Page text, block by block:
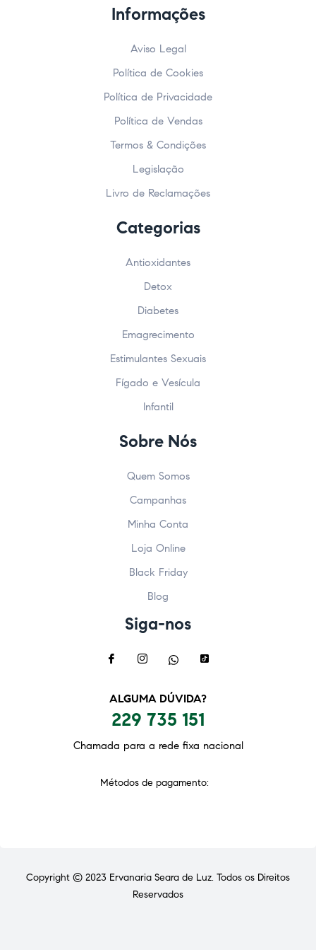
Informações
Aviso Legal
Política de Cookies
Política de Privacidade
Política de Vendas
Termos & Condições
Legislação
Livro de Reclamações
Categorias
Antioxidantes
Detox
Diabetes
Emagrecimento
Estimulantes Sexuais
Fígado e Vesícula
Infantil
Sobre Nós
Quem Somos
Campanhas
Minha Conta
Loja Online
Black Friday
Blog
Siga-nos
ALGUMA DÚVIDA?
229 735 151
Chamada para a rede fixa nacional
Métodos de pagamento:
Copyright © 2023 Ervanaria Seara de Luz. Todos os Direitos
Reservados